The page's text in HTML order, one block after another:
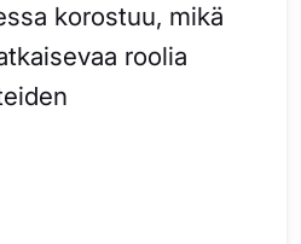
korostuu, mikä
roolia